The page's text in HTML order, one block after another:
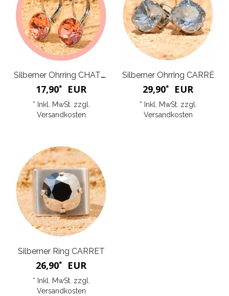
Silberner Ohrring CHATON
17,90* EUR
* Inkl. MwSt. zzgl.
Versandkosten
Silberner Ohrring CARRÉ
29,90* EUR
* Inkl. MwSt. zzgl.
Versandkosten
Silberner Ring CARRET
26,90* EUR
* Inkl. MwSt. zzgl.
Versandkosten